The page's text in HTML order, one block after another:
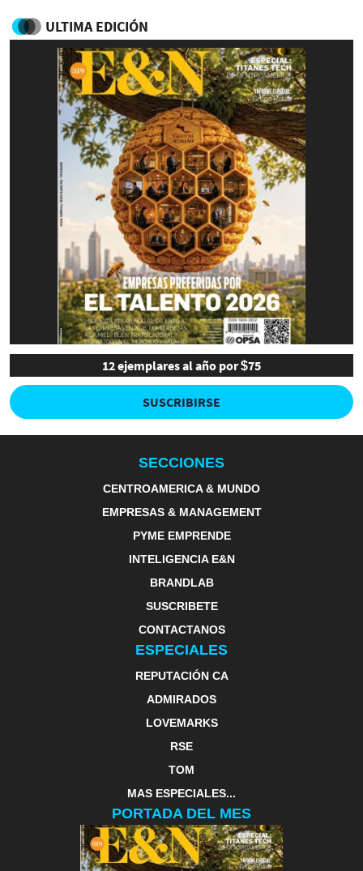
ULTIMA EDICIÓN
12 ejemplares al año por $75
SUSCRIBIRSE
SECCIONES
CENTROAMERICA & MUNDO
EMPRESAS & MANAGEMENT
PYME EMPRENDE
INTELIGENCIA E&N
BRANDLAB
SUSCRIBETE
CONTACTANOS
ESPECIALES
REPUTACIÓN CA
ADMIRADOS
LOVEMARKS
RSE
TOM
MAS ESPECIALES...
PORTADA DEL MES